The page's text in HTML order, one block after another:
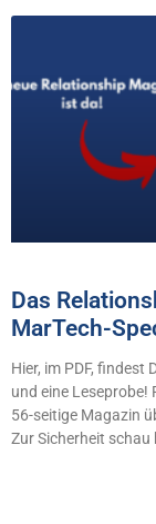
Das
MarTech-
Hier, im PDF, findest
und eine Leseprobe!
56-seitige Magazin
Zur Sicherheit schau